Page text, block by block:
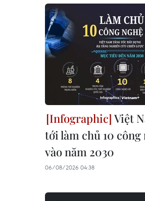
Việt
tới làm chủ 10 công
vào năm 2030
06/08/2026 04:38